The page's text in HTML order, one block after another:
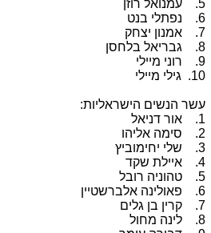
5. עמנואל רוזן
6. נפתלי בנט
7. אמנון יצחק
8. גבריאל בלחסן
9. רוני מיילי
10. גילי מיילי
עשר הנשים הישראליות:
1. אור דניאל
2. סימה אליהו
3. שלי יחימוביץ
4. איילת שקד
5. טהוניה רובל
6. פאולינה אלברשטיין
7. קרין בן גלים
8. לינה מחול